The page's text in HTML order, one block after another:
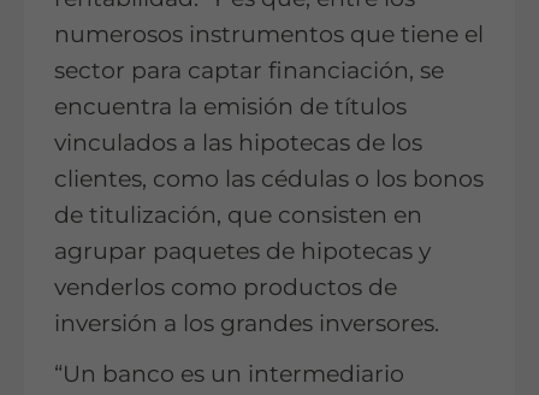
numerosos instrumentos que tiene el
sector para captar financiación, se
encuentra la emisión de títulos
vinculados a las hipotecas de los
clientes, como las cédulas o los bonos
de titulización, que consisten en
agrupar paquetes de hipotecas y
venderlos como productos de
inversión a los grandes inversores.
“Un banco es un intermediario